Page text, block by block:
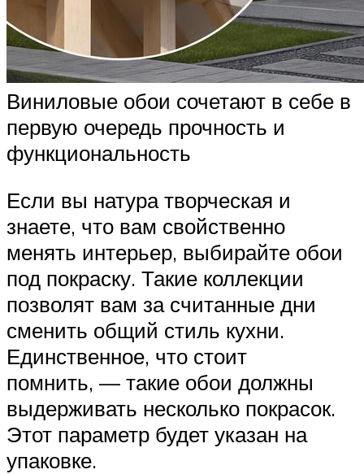
Виниловые обои сочетают в себе в
первую очередь прочность и
функциональность
Если вы натура творческая и
знаете, что вам свойственно
менять интерьер, выбирайте обои
под покраску. Такие коллекции
позволят вам за считанные дни
сменить общий стиль кухни.
Единственное, что стоит
помнить, — такие обои должны
выдерживать несколько покрасок.
Этот параметр будет указан на
упаковке.